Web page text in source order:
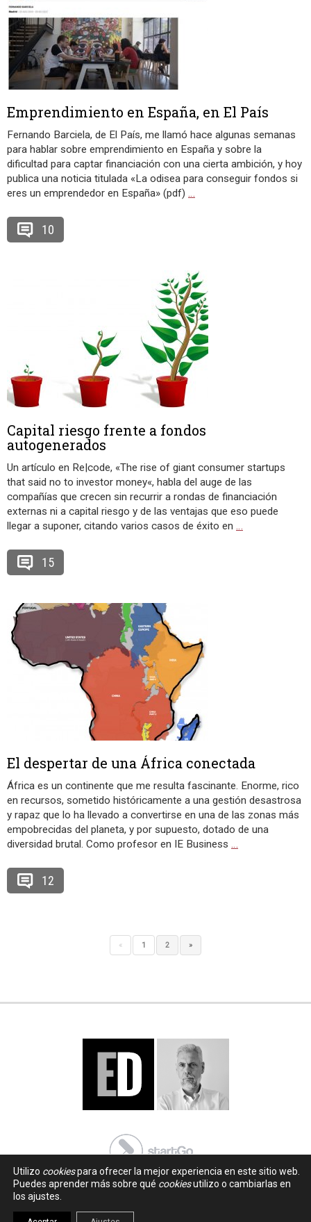
Emprendimiento en España, en El País
Fernando Barciela, de El País, me llamó hace algunas semanas
para hablar sobre emprendimiento en España y sobre la
dificultad para captar financiación con una cierta ambición, y hoy
publica una noticia titulada «La odisea para conseguir fondos si
eres un emprendedor en España» (pdf) …
10
Capital riesgo frente a fondos
autogenerados
Un artículo en Re|code, «The rise of giant consumer startups
that said no to investor money«, habla del auge de las
compañías que crecen sin recurrir a rondas de financiación
externas ni a capital riesgo y de las ventajas que eso puede
llegar a suponer, citando varios casos de éxito en …
15
El despertar de una África conectada
África es un continente que me resulta fascinante. Enorme, rico
en recursos, sometido históricamente a una gestión desastrosa
y rapaz que lo ha llevado a convertirse en una de las zonas más
empobrecidas del planeta, y por supuesto, dotado de una
diversidad brutal. Como profesor en IE Business …
12
« 1 2 »
Utilizo cookiespara ofrecer la mejor experiencia en este sitio web.
Puedes aprender más sobre qué cookiesutilizo o cambiarlas en
los ajustes.